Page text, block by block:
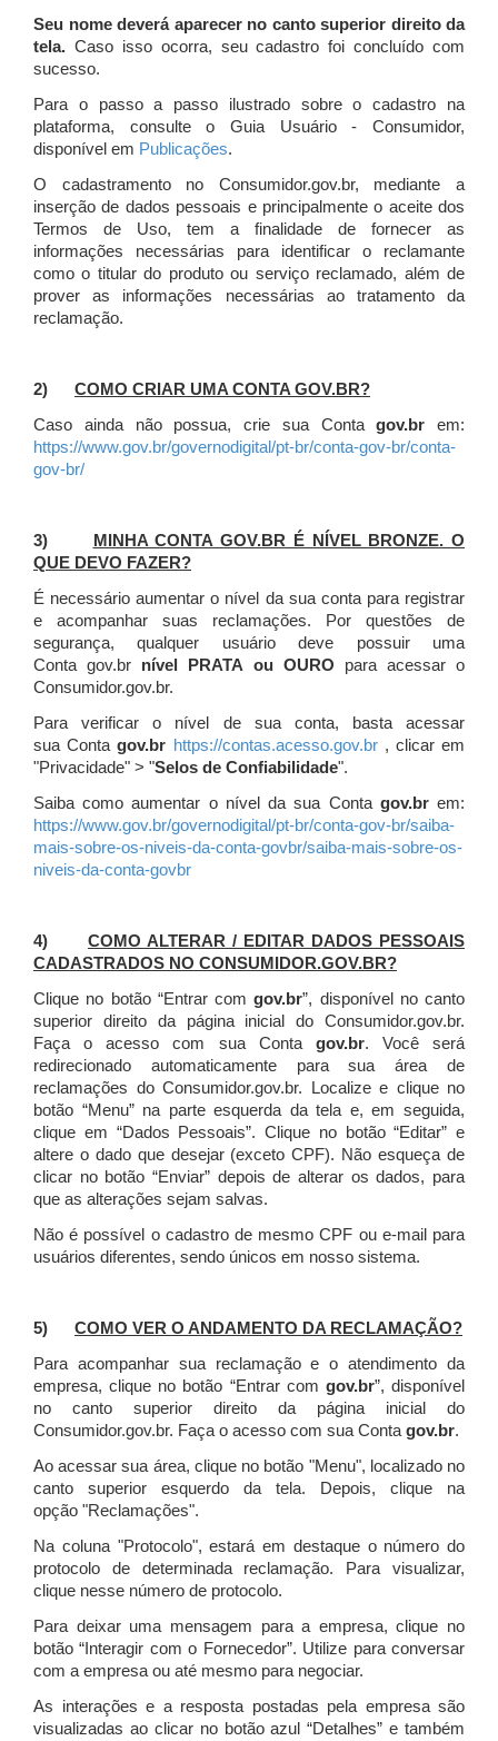
Seu nome deverá aparecer no canto superior direito da
tela. Caso isso ocorra, seu cadastro foi concluído com
sucesso.
Para o passo a passo ilustrado sobre o cadastro na
plataforma, consulte o Guia Usuário - Consumidor,
disponível em Publicações.
O cadastramento no Consumidor.gov.br, mediante a
inserção de dados pessoais e principalmente o aceite dos
Termos de Uso, tem a finalidade de fornecer as
informações necessárias para identificar o reclamante
como o titular do produto ou serviço reclamado, além de
prover as informações necessárias ao tratamento da
reclamação.
2) COMO CRIAR UMA CONTA GOV.BR?
Caso ainda não possua, crie sua Contagov.br em:
https://www.gov.br/governodigital/pt-br/conta-gov-br/conta-
gov-br/
3)
MINHA CONTA GOV.BR É NÍVEL BRONZE. O
QUE DEVO FAZER?
É necessário aumentar o nível da sua conta para registrar
e acompanhar suas reclamações. Por questões de
segurança, qualquer usuário deve possuir uma
Conta gov.br nível PRATA ou OURO para acessar o
Consumidor.gov.br.
Para verificar o nível de sua conta, basta acessar
sua Contagov.br https://contas.acesso.gov.br, clicar em
"Privacidade" > "Selos de Confiabilidade".
Saiba como aumentar o nível da sua Conta gov.brem:
https://www.gov.br/governodigital/pt-br/conta-gov-br/saiba-
mais-sobre-os-niveis-da-conta-govbr/saiba-mais-sobre-os-
niveis-da-conta-govbr
4) COMO ALTERAR / EDITAR DADOS PESSOAIS
CADASTRADOS NO CONSUMIDOR.GOV.BR?
Clique no botão “Entrar comgov.br”, disponível no canto
superior direito da página inicial do Consumidor.gov.br.
Faça o acesso com sua Conta gov.br. Você será
redirecionado automaticamente para sua área de
reclamações do Consumidor.gov.br.
Localize e clique no
botão “Menu” na parte esquerda da tela e, em seguida,
clique em “Dados Pessoais”. Clique no botão “Editar” e
altere o dado que desejar (exceto CPF). Não esqueça de
clicar no botão “Enviar” depois de alterar os dados, para
que as alterações sejam salvas.
Não é possível o cadastro de mesmo CPF ou e-mail para
usuários diferentes, sendo únicos em nosso sistema.
5) COMO VER O ANDAMENTO DA RECLAMAÇÃO?
Para acompanhar sua reclamação e o atendimento da
empresa, clique no botão “Entrar com gov.br”, disponível
no canto superior direito da página inicial do
Consumidor.gov.br. Faça o acesso com sua Contagov.br.
Ao acessar sua área, clique no botão "Menu", localizado no
canto superior esquerdo da tela. Depois, clique na
opção "Reclamações".
Na coluna "Protocolo", estará em destaque o número do
protocolo de determinada reclamação. Para visualizar,
clique nesse número de protocolo.
Para deixar uma mensagem para a empresa, clique no
botão “Interagir com o Fornecedor”. Utilize para conversar
com a empresa ou até mesmo para negociar.
As interações e a resposta postadas pela empresa são
visualizadas ao clicar no botão azul “Detalhes” e também